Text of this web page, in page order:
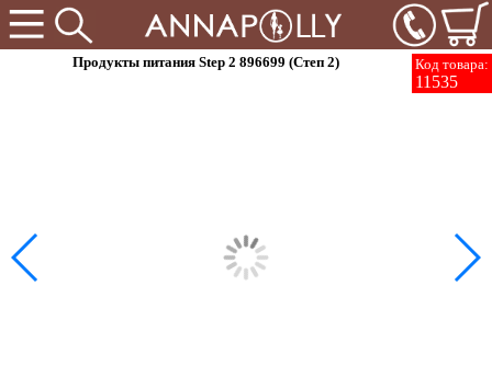
Код товара:
11535
Продукты питания Step 2 896699 (Степ 2)